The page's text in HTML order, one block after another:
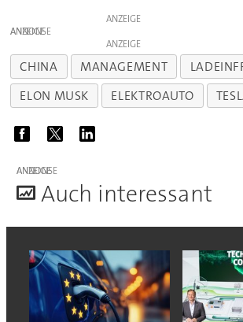
ANZEIGE
ANZEIGE
ANZEIGE
CHINA MANAGEMENT
ELON MUSK
ELEKTROAUTO
ANZEIGE
Auch interessant